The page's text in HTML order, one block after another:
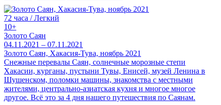
72 часа / Легкий
10+
Золото Саян
04.11.2021 – 07.11.2021
Золото Саян, Хакасия-Тува, ноябрь 2021
Снежные перевалы Саян, солнечные морозные степи
Хакасии, курганы, пустыни Тувы, Енисей, музей Ленина в
Шушенском, поломки машины, знакомства с местными
жителями, центрально-азиатская кухня и многое многое
другое. Всё это за 4 дня нашего путешествия по Саянам.